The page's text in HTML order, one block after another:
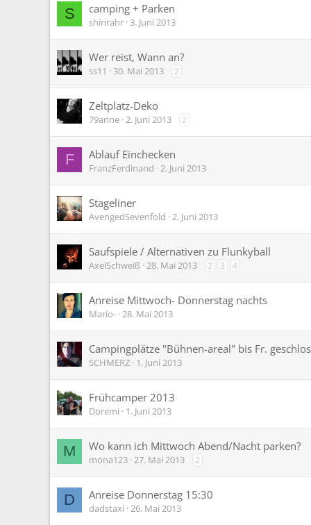
S camping + Parken
shinrahr 3. Juni 2013
Wer reist, Wann an?
ss11 30. Mai 2013 2
Zeltplatz-Deko
79anne 2. Juni 2013 2
F Ablauf Einchecken
FranzFerdinand 2. Juni 2013
Stageliner
AvengedSevenfold 2. Juni 2013
Saufspiele / Alternativen zu Flunkyball
AxelSchweiß 28. Mai 2013 2 3 4
Anreise Mittwoch- Donnerstag nachts
Mario- 28. Mai 2013
Campingplätze "Bühnen-areal" bis Fr.
SCHMERZ 1. Juni 2013
Frühcamper 2013
Doremi 1. Juni 2013
M Wo kann ich Mittwoch Abend/Nacht parken?
mona123 27. Mai 2013 2
D Anreise Donnerstag 15:30
dadstaxi 26. Mai 2013